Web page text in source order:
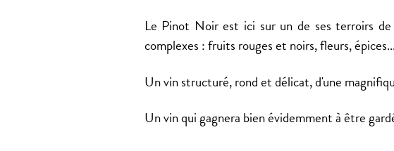
Le Pinot Noir est ici sur un de ses terroirs
complexes : fruits rouges et noirs, fleurs,
Un vin structuré, rond et délicat, d'une
Un vin qui gagnera bien évidemment à être